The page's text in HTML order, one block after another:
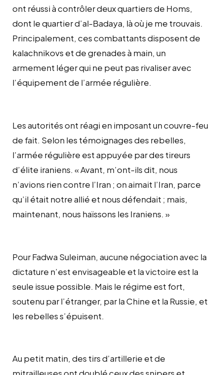
ont réussi à contrôler deux quartiers de Homs,
dont le quartier d’al-Badaya, là où je me trouvais.
Principalement, ces combattants disposent de
kalachnikovs et de grenades à main, un
armement léger qui ne peut pas rivaliser avec
l’équipement de l’armée régulière.
Les autorités ont réagi en imposant un couvre-feu
de fait. Selon les témoignages des rebelles,
l’armée régulière est appuyée par des tireurs
d’élite iraniens. « Avant, m’ont-ils dit, nous
n’avions rien contre l’Iran ; on aimait l’Iran, parce
qu’il était notre allié et nous défendait ; mais,
maintenant, nous haïssons les Iraniens. »
Pour Fadwa Suleiman, aucune négociation avec la
dictature n’est envisageable et la victoire est la
seule issue possible. Mais le régime est fort,
soutenu par l’étranger, par la Chine et la Russie, et
les rebelles s’épuisent.
Au petit matin, des tirs d’artillerie et de